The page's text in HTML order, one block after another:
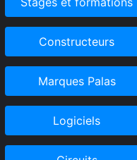
Constructeurs
Marques Palas
Logiciels